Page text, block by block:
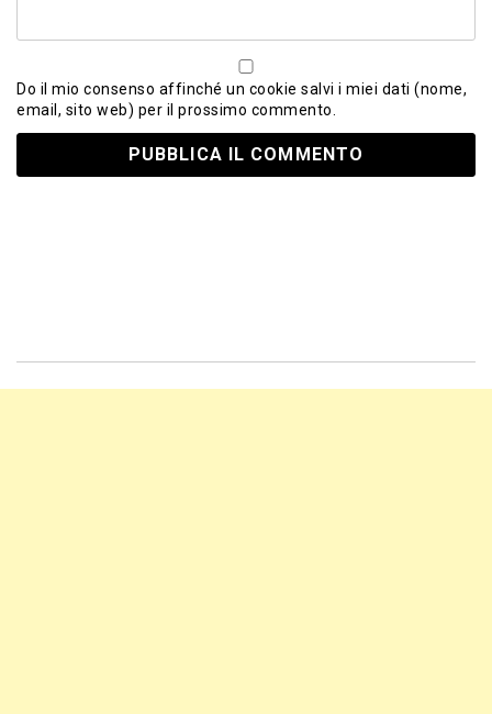
Do il mio consenso affinché un cookie salvi i miei dati (nome,
email, sito web) per il prossimo commento.